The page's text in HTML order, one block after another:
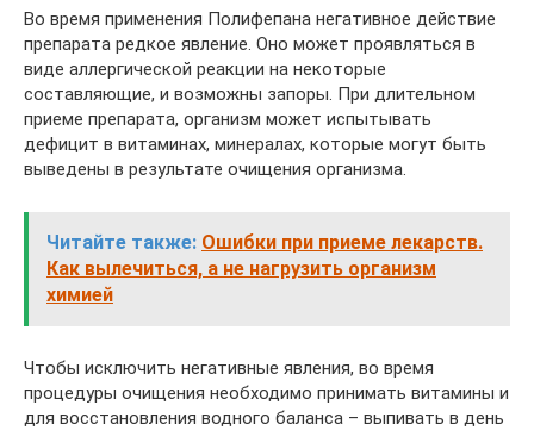
Во время применения Полифепана негативное действие
препарата редкое явление. Оно может проявляться в
виде аллергической реакции на некоторые
составляющие, и возможны запоры. При длительном
приеме препарата, организм может испытывать
дефицит в витаминах, минералах, которые могут быть
выведены в результате очищения организма.
Читайте также: Ошибки при приеме лекарств.
Как вылечиться, а не нагрузить организм
химией
Чтобы исключить негативные явления, во время
процедуры очищения необходимо принимать витамины и
для восстановления водного баланса – выпивать в день